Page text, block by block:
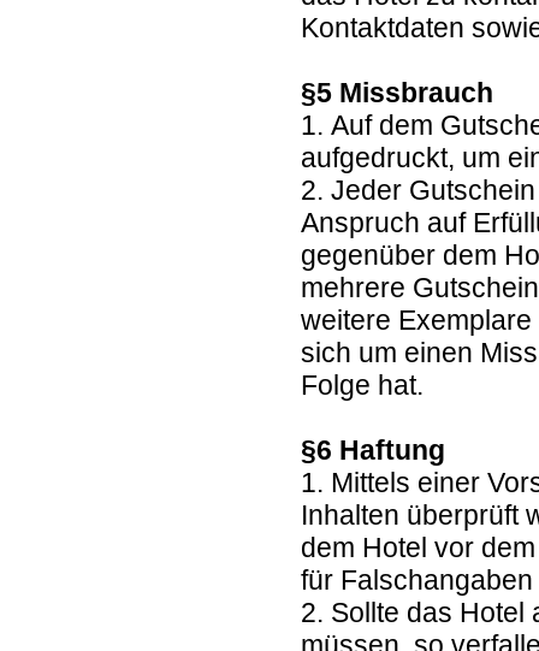
Kontaktdaten
§5 Missbrauch
1. Auf dem
aufgedruckt, um
2. Jeder
Anspruch auf
gegenüber dem
mehrere
weitere
sich um einen
Folge hat.
§6 Haftung
1. Mittels einer
Inhalten überprüft
dem Hotel vor
für
2. Sollte das Hotel